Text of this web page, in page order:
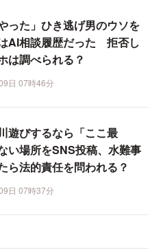
った」ひき逃げ男のウソを
AI相談履歴だった 拒否し
は調べられる？
日 07時46分
遊びするなら「ここ最
い場所をSNS投稿、水難事
ら法的責任を問われる？
日 07時37分